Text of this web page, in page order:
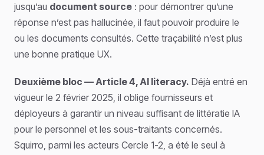
jusqu’au document source : pour démontrer qu’une
réponse n’est pas hallucinée, il faut pouvoir produire le
ou les documents consultés. Cette traçabilité n’est plus
une bonne pratique UX.
Deuxième bloc — Article 4, AI literacy. Déjà entré en
vigueur le 2 février 2025, il oblige fournisseurs et
déployeurs à garantir un niveau suffisant de littératie IA
pour le personnel et les sous-traitants concernés.
Squirro, parmi les acteurs Cercle 1-2, a été le seul à